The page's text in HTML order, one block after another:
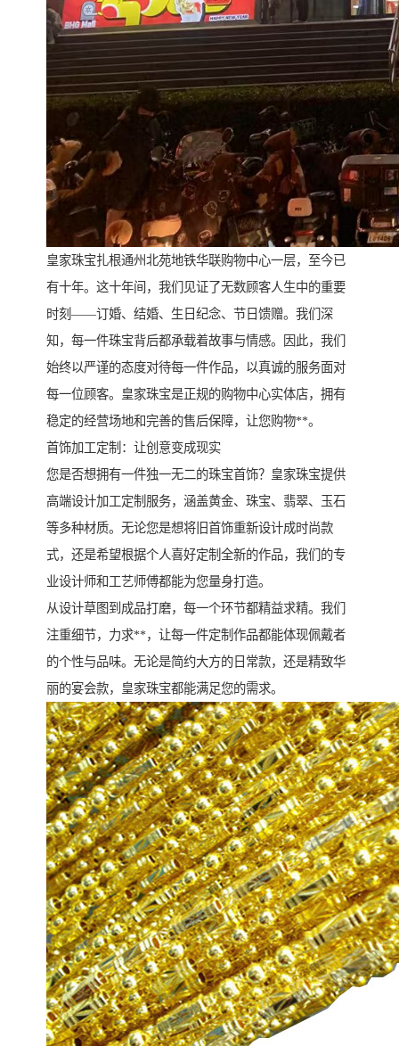
皇家珠宝扎根通州北苑地铁华联购物中心一层，至今已
有十年。这十年间，我们见证了无数顾客人生中的重要
时刻——订婚、结婚、生日纪念、节日馈赠。我们深
知，每一件珠宝背后都承载着故事与情感。因此，我们
始终以严谨的态度对待每一件作品，以真诚的服务面对
每一位顾客。皇家珠宝是正规的购物中心实体店，拥有
稳定的经营场地和完善的售后保障，让您购物**。
首饰加工定制：让创意变成现实
您是否想拥有一件独一无二的珠宝首饰？皇家珠宝提供
高端设计加工定制服务，涵盖黄金、珠宝、翡翠、玉石
等多种材质。无论您是想将旧首饰重新设计成时尚款
式，还是希望根据个人喜好定制全新的作品，我们的专
业设计师和工艺师傅都能为您量身打造。
从设计草图到成品打磨，每一个环节都精益求精。我们
注重细节，力求**，让每一件定制作品都能体现佩戴者
的个性与品味。无论是简约大方的日常款，还是精致华
丽的宴会款，皇家珠宝都能满足您的需求。